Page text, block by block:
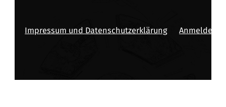
Impressum und Datenschutzerklärung Anmelden